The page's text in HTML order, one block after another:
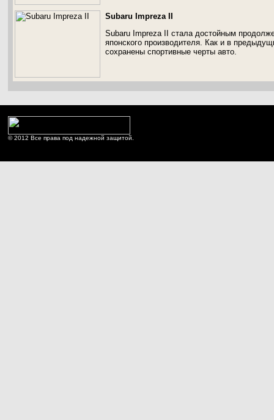
Subaru Impreza II
Subaru Impreza II стала достойным
японского производителя. Как и в
сохранены спортивные черты авто.
© 2012 Все права под надежной защитой.